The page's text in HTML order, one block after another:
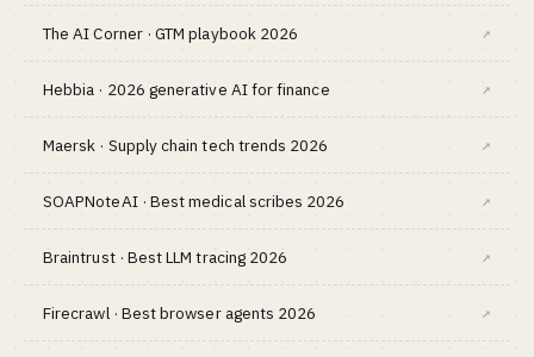
The AI Corner · GTM playbook 2026 ↗
Hebbia · 2026 generative AI for finance ↗
Maersk · Supply chain tech trends 2026 ↗
SOAPNoteAI · Best medical scribes 2026 ↗
Braintrust · Best LLM tracing 2026 ↗
Firecrawl · Best browser agents 2026 ↗